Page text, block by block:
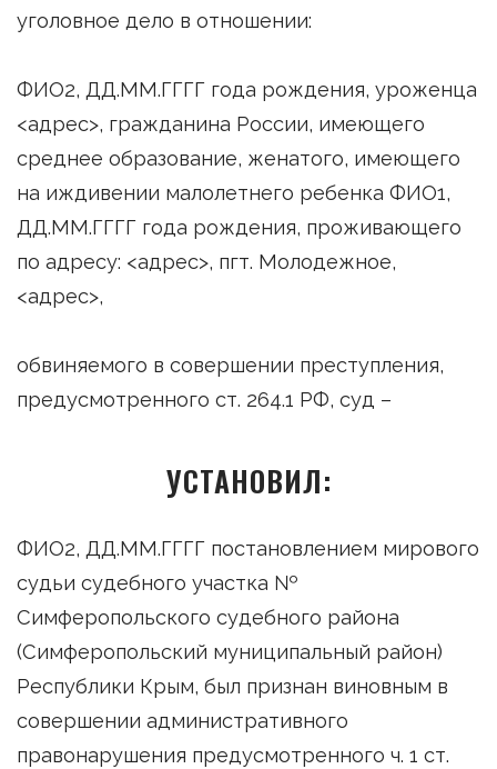
уголовное дело в отношении:
ФИО2, ДД.ММ.ГГГГ года рождения, уроженца
<адрес>, гражданина России, имеющего
среднее образование, женатого, имеющего
на иждивении малолетнего ребенка ФИО1,
ДД.ММ.ГГГГ года рождения, проживающего
по адресу: <адрес>, пгт. Молодежное,
<адрес>,
обвиняемого в совершении преступления,
предусмотренного ст. 264.1 РФ, суд –
УСТАНОВИЛ:
ФИО2, ДД.ММ.ГГГГ постановлением мирового
судьи судебного участка №
Симферопольского судебного района
(Симферопольский муниципальный район)
Республики Крым, был признан виновным в
совершении административного
правонарушения предусмотренного ч. 1 ст.